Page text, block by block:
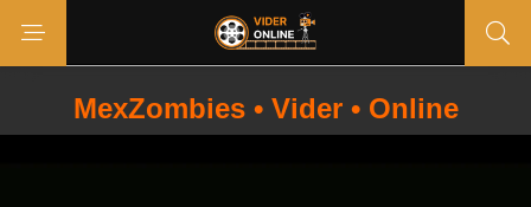
MexZombies • Vider • Online